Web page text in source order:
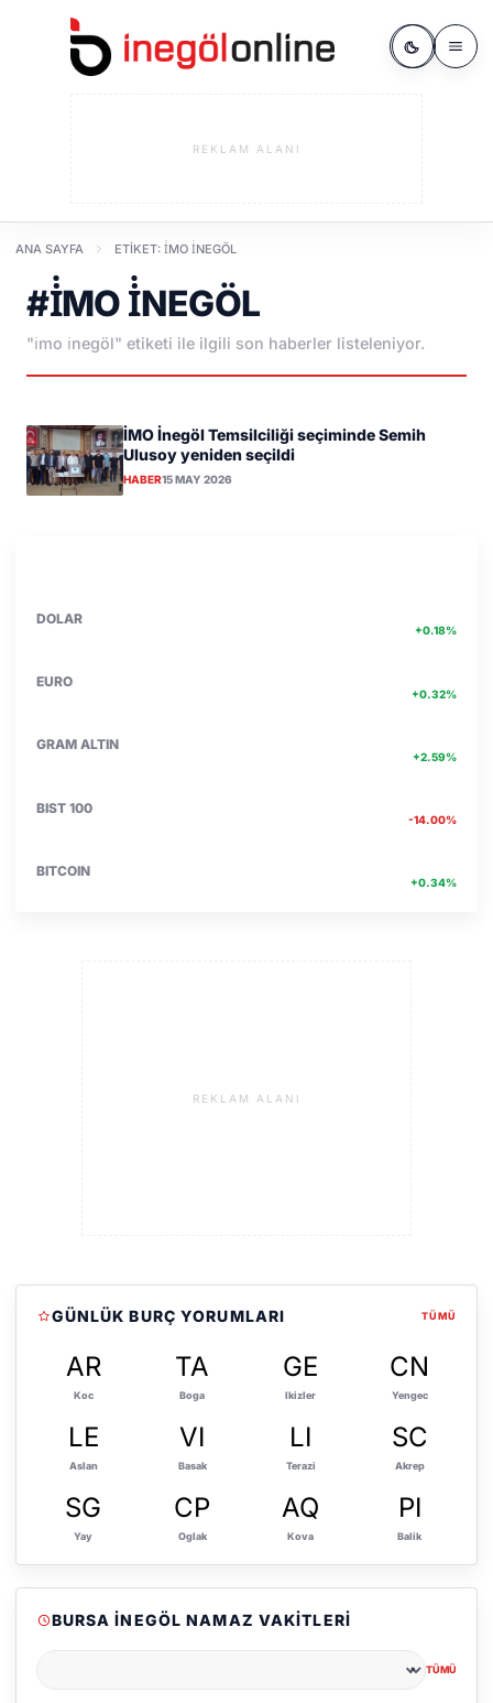
REKLAM ALANI
ANA SAYFA ETIKET: İMO İNEGÖL
#İMO İNEGÖL
"i̇mo i̇negöl" etiketi ile ilgili son haberler listeleniyor.
İMO İnegöl Temsilciliği seçiminde Semih
Ulusoy yeniden seçildi
HABER15 MAY 2026
DOLAR
+0.18%
EURO
+0.32%
GRAM ALTIN
+2.59%
BIST 100
-14.00%
BITCOIN
+0.34%
REKLAM ALANI
GÜNLÜK BURÇ YORUMLARI TÜMÜ
AR
Koc
TA
Boga
GE
Ikizler
CN
Yengec
LE
Aslan
VI
Basak
LI
Terazi
SC
Akrep
SG
Yay
CP
Oglak
AQ
Kova
PI
Balik
BURSA İNEGÖL NAMAZ VAKITLERI
TÜMÜ